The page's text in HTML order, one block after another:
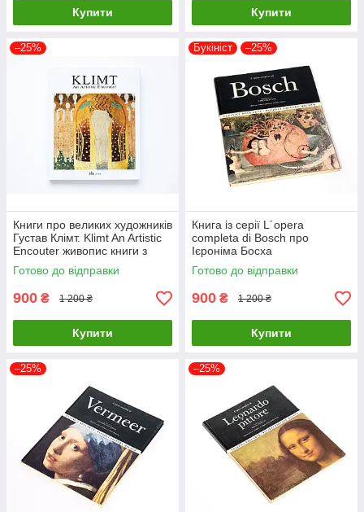
Купити Купити
–25%
Книги про великих художників
Густав Клімт. Klimt An Artistic
Encouter живопис книги з
історії мистецтва
Готово до відправки
900 ₴ 1 200 ₴
Купити
Букініст –25%
Книга із серії L´opera
completa di Bosch про
Ієроніма Босха
нідерландського художника
Готово до відправки
900 ₴ 1 200 ₴
Купити
–25% –25%